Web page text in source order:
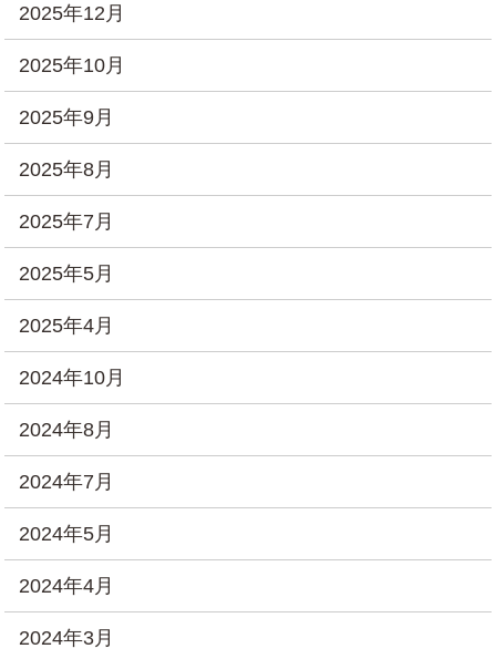
2025年12月
2025年10月
2025年9月
2025年8月
2025年7月
2025年5月
2025年4月
2024年10月
2024年8月
2024年7月
2024年5月
2024年4月
2024年3月